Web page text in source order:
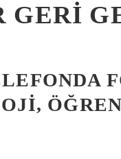
GERI